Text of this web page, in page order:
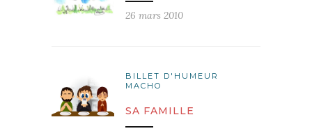
26 mars 2010
BILLET D'HUMEUR
MACHO
SA FAMILLE